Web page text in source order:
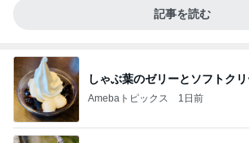
記事を読む
しゃぶ葉のゼリーとソフトク
Amebaトピックス 1日前